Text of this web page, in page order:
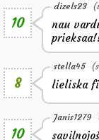
10
dizels23
nau
8
stella45
lieliska
10
Janis1279